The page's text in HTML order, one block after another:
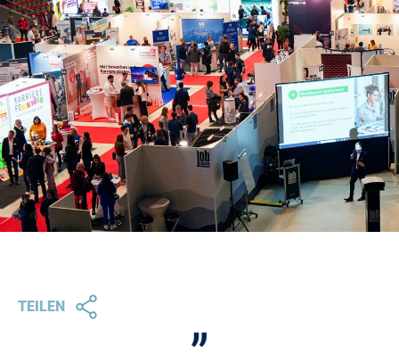
TEILEN „